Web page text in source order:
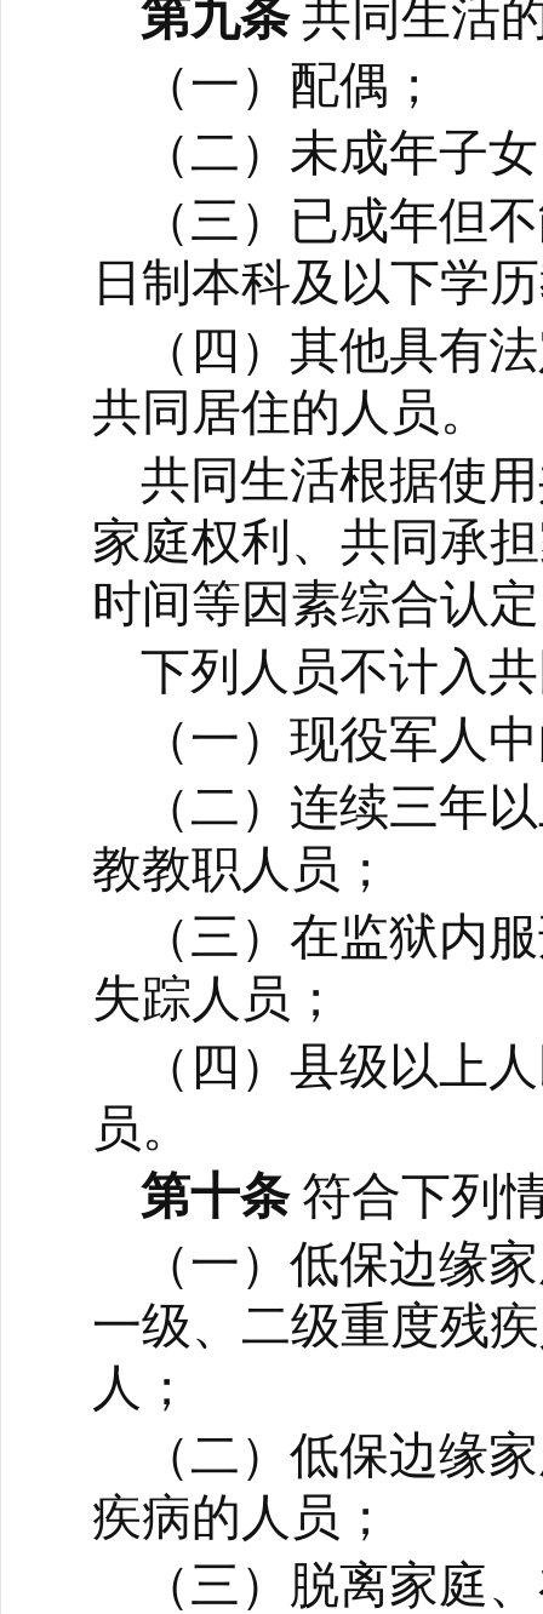
第九条 共同生活
（一）配偶；
（二）未成年子
（三）已成年但
日制本科及以下学
（四）其他具有
共同居住的人员。
共同生活根据使
家庭权利、共同承
时间等因素综合认
下列人员不计入
（一）现役军人
（二）连续三年
教教职人员；
（三）在监狱内
失踪人员；
（四）县级以上
员。
第十条 符合下列
（一）低保边缘
一级、二级重度残
人；
（二）低保边缘
疾病的人员；
（三）脱离家庭